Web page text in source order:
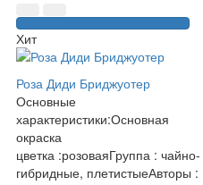
Хит
Роза Диди Бриджуотер
Основные
характеристики:Основная
окраска
цветка :розоваяГруппа : чайно-
гибридные, плетистыеАвторы